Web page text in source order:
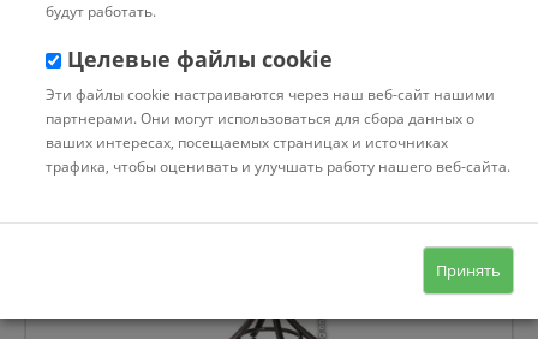
будут работать.
Целевые файлы cookie
Эти файлы cookie настраиваются через наш веб-сайт нашими
партнерами. Они могут использоваться для сбора данных о
ваших интересах, посещаемых страницах и источниках
трафика, чтобы оценивать и улучшать работу нашего веб-сайта.
Принять